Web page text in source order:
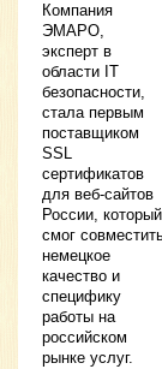
Компания
ЭМАРО,
эксперт в
области IT
безопасности,
стала первым
поставщиком
SSL
сертификатов
для веб-сайтов
России, который
смог
немецкое
качество и
специфику
работы на
российском
рынке услуг.